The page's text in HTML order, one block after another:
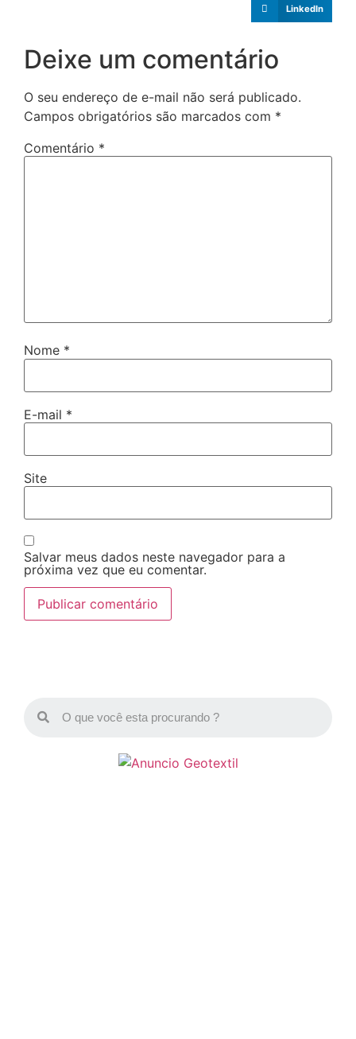
LinkedIn
Deixe um comentário
O seu endereço de e-mail não será publicado.
Campos obrigatórios são marcados com *
Comentário *
Nome *
E-mail *
Site
Salvar meus dados neste navegador para a
próxima vez que eu comentar.